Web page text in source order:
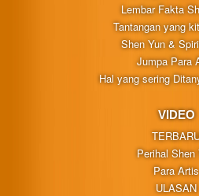
Lembar Fakta
Tantangan yang
Shen Yun &
Jumpa Para
Hal yang sering
VIDEO
Perihal Shen
Para Artis
ULASAN